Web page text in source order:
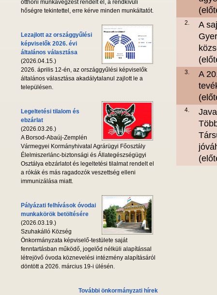
otthoni munkavégzést rendelt el, a rendkívüli
hőségre tekintettel, erre kérve minden munkáltatót.
Lezajlott az országgyűlési
képviselők 2026. évi
általános választása
(2026.04.15.)
2026. április 12-én, az országgyűlési képviselők
általános választása akadálytalanul zajlott le a
településen.
Legeltetési tilalom és
ebzárlat
(2026.03.26.)
A Borsod-Abaúj-Zemplén
Vármegyei Kormányhivatal Agrárügyi Főosztály
Élelmiszerlánc-biztonsági és Állategészségügyi
Osztálya ebzárlatot és legeltetési tilalmat rendelt el
a rókák és más ragadozók veszettség elleni
immunizálása miatt.
Pályázati felhívások óvodai
munkakörök betöltésére
(2026.03.19.)
Szuhakálló Község
Önkormányzata képviselő-testülete saját
fenntartásban működő, jogelőd nélküli alapítással
létrejövő óvoda köznevelési intézmény alapításáról
döntött a 2026. március 19-i ülésén.
További önkormányzati hírek
2.
A
3.
A
4.